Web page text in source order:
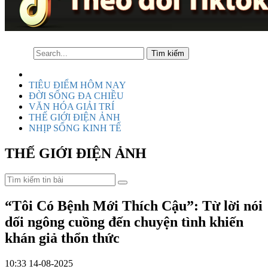
TIÊU ĐIỂM HÔM NAY
ĐỜI SỐNG ĐA CHIỀU
VĂN HÓA GIẢI TRÍ
THẾ GIỚI ĐIỆN ẢNH
NHỊP SỐNG KINH TẾ
THẾ GIỚI ĐIỆN ẢNH
“Tôi Có Bệnh Mới Thích Cậu”: Từ lời nói
dối ngông cuồng đến chuyện tình khiến
khán giả thổn thức
10:33 14-08-2025